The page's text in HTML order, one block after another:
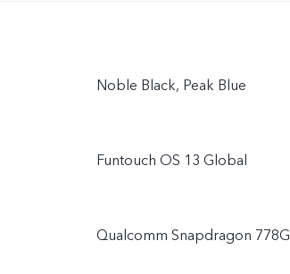
Noble Black, Peak Blue
Funtouch OS 13 Global
Qualcomm Snapdragon 778G